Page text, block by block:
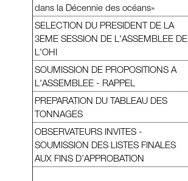
dans la Décennie des océans»
SELECTION DU PRESIDENT DE LA
3EME SESSION DE L'ASSEMBLEE DE
L'OHI
SOUMISSION DE PROPOSITIONS A
L'ASSEMBLEE - RAPPEL
PREPARATION DU TABLEAU DES
TONNAGES
OBSERVATEURS INVITES -
SOUMISSION DES LISTES FINALES
AUX FINS D’APPROBATION